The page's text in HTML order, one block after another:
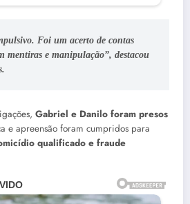
Foi um acerto de contas
mentiras e manipulação”, destacou
Gabriel e Danilo foram presos
e apreensão foram cumpridos para
qualificado e fraude